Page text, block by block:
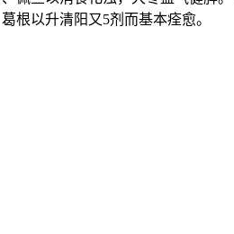
根以升清阳又5剂而基本痊愈。